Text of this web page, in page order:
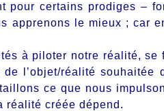
pour certains prodiges –
apprenons le mieux ; car
à piloter notre réalité,
l’objet/réalité
ce que nous
réalité créée dépend.